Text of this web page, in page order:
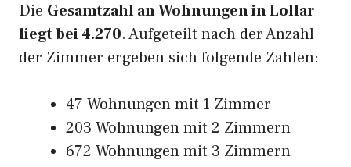
Die Gesamtzahl an Wohnungen in Lollar
liegt bei 4.270. Aufgeteilt nach der Anzahl
der Zimmer ergeben sich folgende Zahlen:
47 Wohnungen mit 1 Zimmer
203 Wohnungen mit 2 Zimmern
672 Wohnungen mit 3 Zimmern